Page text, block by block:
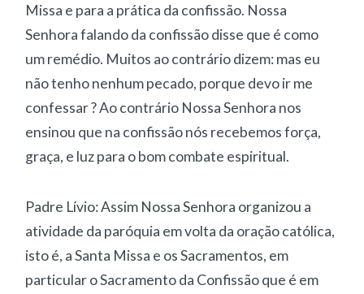
Missa e para a prática da confissão. Nossa
Senhora falando da confissão disse que é como
um remédio. Muitos ao contrário dizem: mas eu
não tenho nenhum pecado, porque devo ir me
confessar ? Ao contrário Nossa Senhora nos
ensinou que na confissão nós recebemos força,
graça, e luz para o bom combate espiritual.
Padre Lívio: Assim Nossa Senhora organizou a
atividade da paróquia em volta da oração católica,
isto é, a Santa Missa e os Sacramentos, em
particular o Sacramento da Confissão que é em